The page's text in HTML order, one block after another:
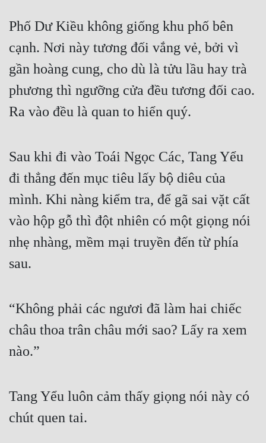
Cung Đấu
Cạnh Kỹ
Cổ Tiên Hiệp
Cổ Đại
Dị Năng
Gia Đấu
Góc Nhìn Nam
Huyền Huyễn
Huyền Nghi
Huyền Ảo
Hệ Thống
Học Đường
Phố Dư Kiều không giống khu phố bên
cạnh. Nơi này tương đối vắng vẻ, bởi vì
gần hoàng cung, cho dù là tửu lầu hay trà
phương thì ngưỡng cửa đều tương đối cao.
Ra vào đều là quan to hiển quý.
Sau khi đi vào Toái Ngọc Các, Tang Yểu
đi thẳng đến mục tiêu lấy bộ diêu của
mình. Khi nàng kiểm tra, để gã sai vặt cất
vào hộp gỗ thì đột nhiên có một giọng nói
nhẹ nhàng, mềm mại truyền đến từ phía
sau.
“Không phải các ngươi đã làm hai chiếc
châu thoa trân châu mới sao? Lấy ra xem
nào.”
Tang Yểu luôn cảm thấy giọng nói này có
chút quen tai.